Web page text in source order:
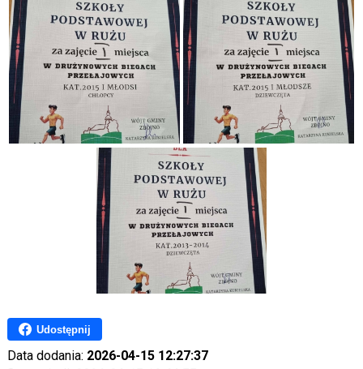
Udostępnij
Data dodania: 2026-04-15 12:27:37